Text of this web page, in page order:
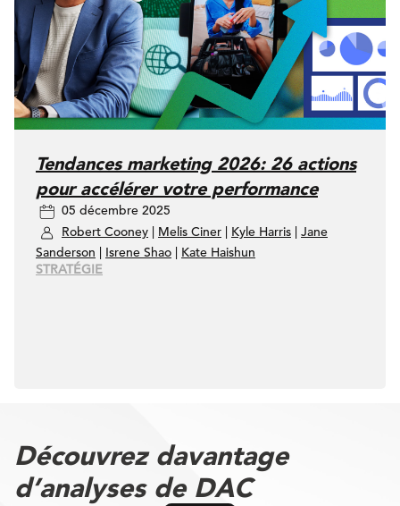
Tendances marketing 2026: 26 actions
pour accélérer votre performance
05 décembre 2025
Robert Cooney
Melis Ciner Kyle Harris
Jane
Sanderson | Isrene Shao | Kate Haishun
STRATÉGIE
Découvrez davantage
d’analyses de DAC